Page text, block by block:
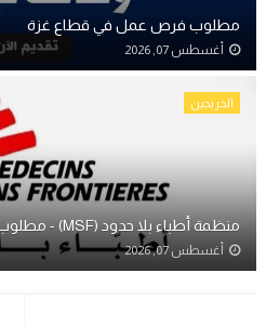
مطلوب فرص عمل في قطاع غزة
أغسطس 07, 2026
الخريجين
منظمة أطباء بلا حدود (MSF) - مطلوب وظائف شاغرة
أغسطس 07, 2026